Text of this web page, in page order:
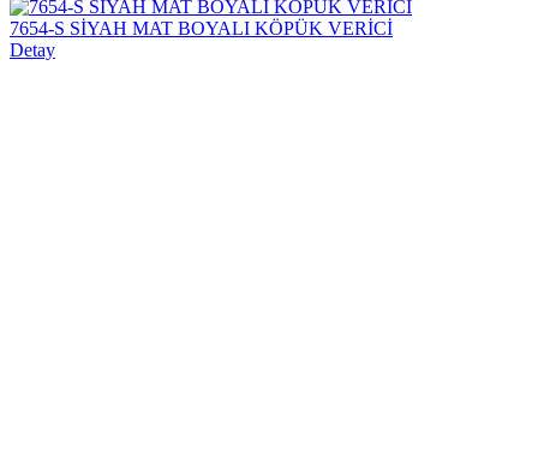
7654-S SİYAH MAT BOYALI KÖPÜK VERİCİ
Detay